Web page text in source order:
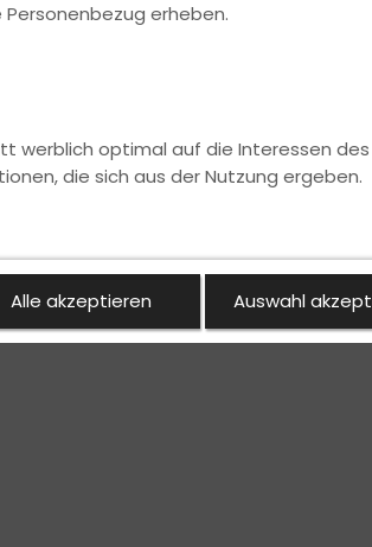
erheben.
werblich optimal auf die Interessen des
die sich aus der Nutzung ergeben.
Alle akzeptieren Auswahl